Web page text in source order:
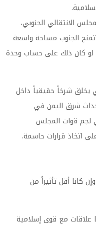
الانتقالي الجنوبي،
تمنح الجنوب مساحة واسعة
لو كان ذلك على حساب وحدة
يخلق شرخاً حقيقياً داخل
شرق اليمن في
لجم قوات المجلس
اتخاذ قرارات حاسمة.
كانا أقل تأثيراً من
علاقات مع قوى إسلامية